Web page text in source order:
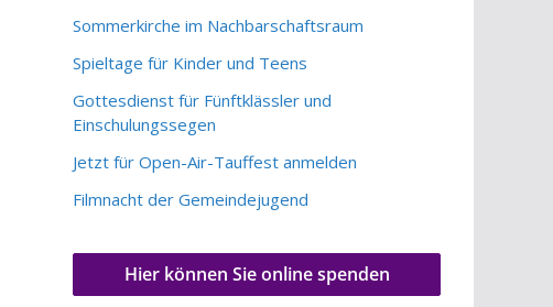
Sommerkirche im Nachbarschaftsraum
Spieltage für Kinder und Teens
Gottesdienst für Fünftklässler und
Einschulungssegen
Jetzt für Open-Air-Tauffest anmelden
Filmnacht der Gemeindejugend
Hier können Sie online spenden